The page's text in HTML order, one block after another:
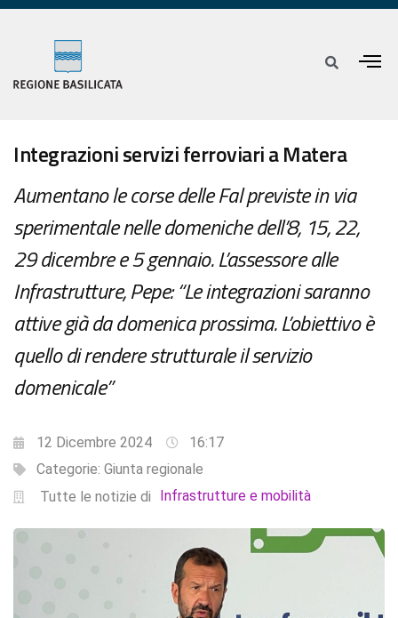
Integrazioni servizi ferroviari a Matera
Aumentano le corse delle Fal previste in via
sperimentale nelle domeniche dell’8, 15, 22,
29 dicembre e 5 gennaio. L’assessore alle
Infrastrutture, Pepe: “Le integrazioni saranno
attive già da domenica prossima. L’obiettivo è
quello di rendere strutturale il servizio
domenicale”
12 Dicembre 2024
16:17
Categorie: Giunta regionale
Tutte le notizie di
Infrastrutture e mobilità